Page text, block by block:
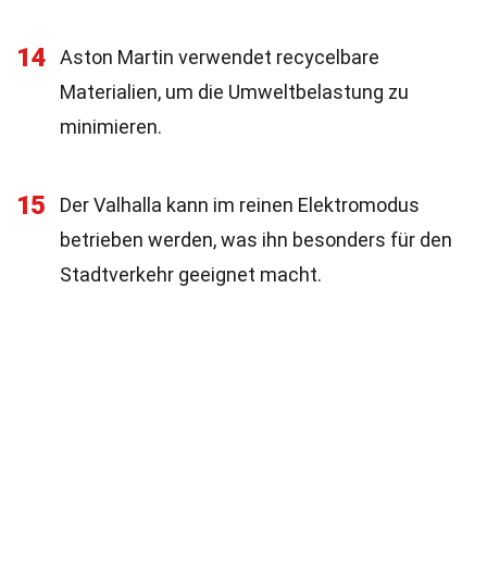
14
Aston Martin verwendet recycelbare
Materialien, um die Umweltbelastung zu
minimieren.
15
Der Valhalla kann im reinen Elektromodus
betrieben werden, was ihn besonders für den
Stadtverkehr geeignet macht.